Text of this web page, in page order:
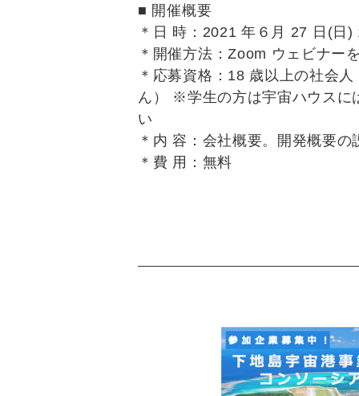
■ 開催概要
＊日 時：2021 年６月 27 日(
＊開催方法：Zoom ウェビナー
＊応募資格：18 歳以上の社会
ん） ※学生の方は宇宙ハウスに
い
＊内 容：会社概要。開発概要
＊費 用：無料